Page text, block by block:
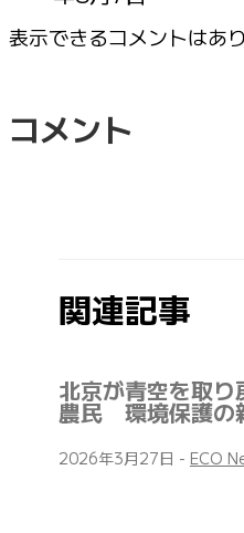
表示できるコメントはあ
コメント
関連記事
北京が青空を取
農民 環境保護の
2026年3月27日 - ECO